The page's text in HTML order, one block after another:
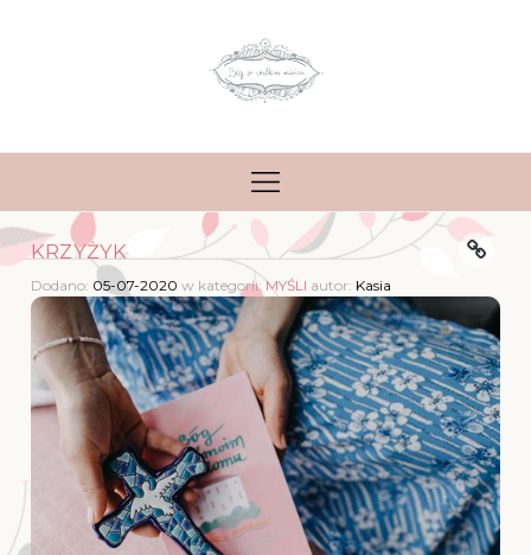
KRZYŻYK
Dodano: 05-07-2020 w kategorii:MYŚLI autor: Kasia